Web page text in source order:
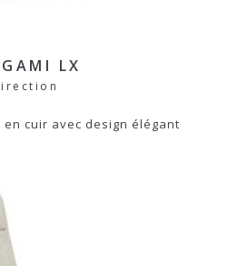
LX
cuir avec design élégant